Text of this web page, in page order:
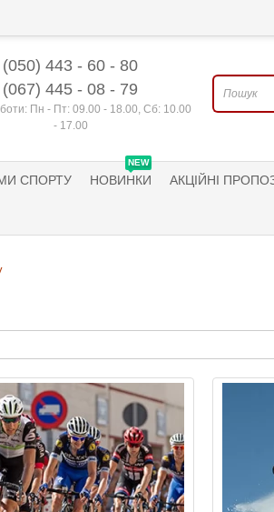
(050) 443 - 60 - 80
(067) 445 - 08 - 79
Пн - Пт: 09.00 - 18.00, Сб: 10.00
- 17.00
СПОРТУ
NEW
НОВИНКИ АКЦІЙНІ